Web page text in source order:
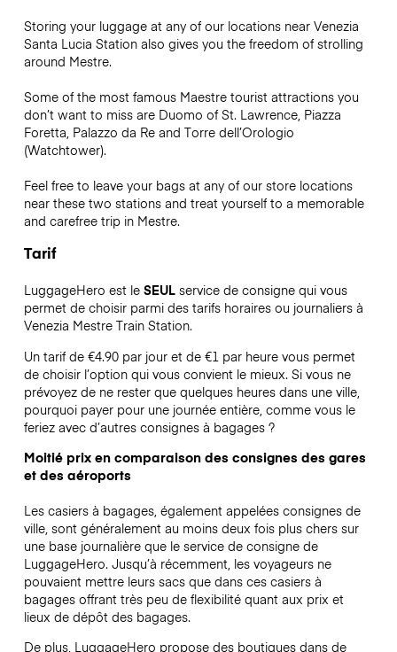
Storing your luggage at any of our locations near Venezia
Santa Lucia Station also gives you the freedom of strolling
around Mestre.
Some of the most famous Maestre tourist attractions you
don’t want to miss are Duomo of St. Lawrence, Piazza
Foretta, Palazzo da Re and Torre dell’Orologio
(Watchtower).
Feel free to leave your bags at any of our store locations
near these two stations and treat yourself to a memorable
and carefree trip in Mestre.
Tarif
LuggageHero est le SEULservice de consigne qui vous
permet de choisir parmi des tarifs horaires ou journaliers à
Venezia Mestre Train Station.
Un tarif de €4.90 par jour et de €1 par heure vous permet
de choisir l’option qui vous convient le mieux. Si vous ne
prévoyez de ne rester que quelques heures dans une ville,
pourquoi payer pour une journée entière, comme vous le
feriez avec d’autres consignes à bagages ?
Moitié prix en comparaison des consignes des gares
et des aéroports
Les casiers à bagages, également appelées consignes de
ville, sont généralement au moins deux fois plus chers sur
une base journalière que le service de consigne de
LuggageHero. Jusqu’à récemment, les voyageurs ne
pouvaient mettre leurs sacs que dans ces casiers à
bagages offrant très peu de flexibilité quant aux prix et
lieux de dépôt des bagages.
De plus, LuggageHero propose des boutiques dans de